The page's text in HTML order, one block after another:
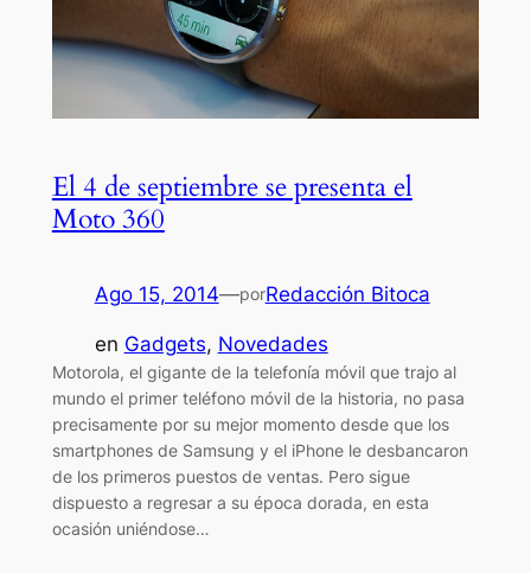
El 4 de septiembre se presenta el
Moto 360
Ago 15, 2014—porRedacción Bitoca
en Gadgets, Novedades
Motorola, el gigante de la telefonía móvil que trajo al
mundo el primer teléfono móvil de la historia, no pasa
precisamente por su mejor momento desde que los
smartphones de Samsung y el iPhone le desbancaron
de los primeros puestos de ventas. Pero sigue
dispuesto a regresar a su época dorada, en esta
ocasión uniéndose…